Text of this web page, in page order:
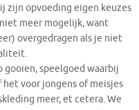
zijn opvoeding eigen keuzes
meer mogelijk, want
overgedragen als je niet
gooien, speelgoed waarbij
voor jongens of meisjes
meer, et cetera. We